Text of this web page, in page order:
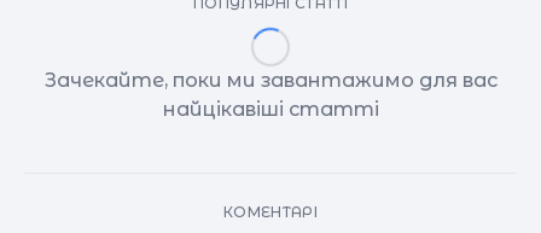
Зачекайте, поки ми завантажимо для вас
найцікавіші статті
КОМЕНТАРІ